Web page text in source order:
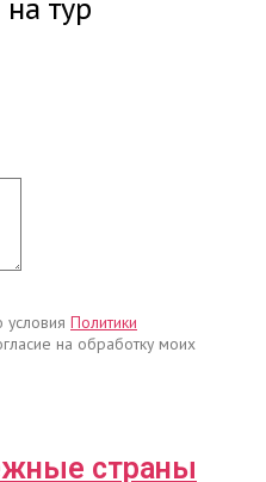
тур
Политики
на обработку моих
страны